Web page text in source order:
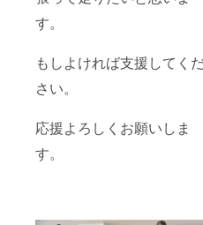
す。
もしよければ支援してく
さい。
応援よろしくお願いしま
す。